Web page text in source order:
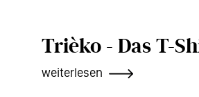
Trièko - Das T-
weiterlesen